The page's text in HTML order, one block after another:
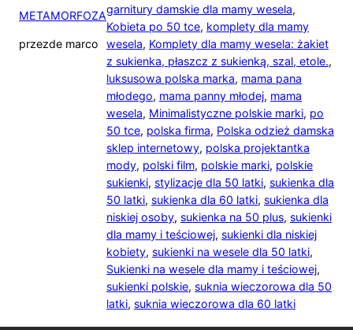
METAMORFOZA
przezde marco
garnitury damskie dla mamy wesela,
Kobieta po 50 tce, komplety dla mamy
wesela, Komplety dla mamy wesela: żakiet
z sukienka, płaszcz z sukienką, szal, etole.,
luksusowa polska marka, mama pana
młodego, mama panny młodej, mama
wesela, Minimalistyczne polskie marki, po
50 tce, polska firma, Polska odzież damska
sklep internetowy, polska projektantka
mody, polski film, polskie marki, polskie
sukienki, stylizacje dla 50 latki, sukienka dla
50 latki, sukienka dla 60 latki, sukienka dla
niskiej osoby, sukienka na 50 plus, sukienki
dla mamy i teściowej, sukienki dla niskiej
kobiety, sukienki na wesele dla 50 latki,
Sukienki na wesele dla mamy i teściowej,
sukienki polskie, suknia wieczorowa dla 50
latki, suknia wieczorowa dla 60 latki